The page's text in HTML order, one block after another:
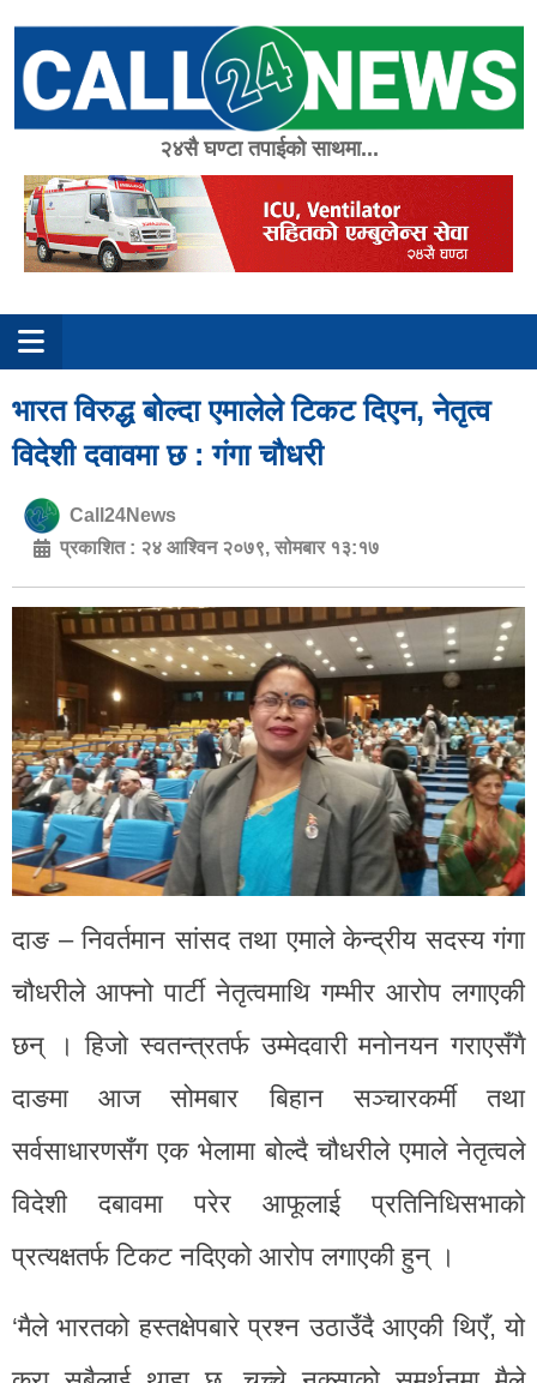
content
२४सै घण्टा तपाईको साथमा...
भारत विरुद्ध बोल्दा एमालेले टिकट दिएन, नेतृत्व
विदेशी दवावमा छ : गंगा चौधरी
Call24News
प्रकाशित : २४ आश्विन २०७९, सोमबार १३:१७
दाङ – निवर्तमान सांसद तथा एमाले केन्द्रीय सदस्य गंगा
चौधरीले आफ्नो पार्टी नेतृत्वमाथि गम्भीर आरोप लगाएकी
छन् । हिजो स्वतन्त्रतर्फ उम्मेदवारी मनोनयन गराएसँगै
दाङमा आज सोमबार बिहान सञ्चारकर्मी तथा
सर्वसाधारणसँग एक भेलामा बोल्दै चौधरीले एमाले नेतृत्वले
विदेशी दबावमा परेर आफूलाई प्रतिनिधिसभाको
प्रत्यक्षतर्फ टिकट नदिएको आरोप लगाएकी हुन् ।
‘मैले भारतको हस्तक्षेपबारे प्रश्न उठाउँदै आएकी थिएँ, यो